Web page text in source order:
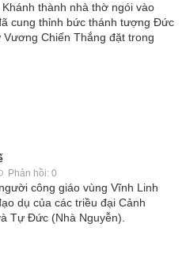
thành nhà thờ ngói vào
cung thỉnh bức thánh tượng Đức
Chiến Thắng đặt trong
Phản hồi: 0
công giáo vùng Vĩnh Linh
dụ của các triều đại Cảnh
Tự Ðức (Nhà Nguyễn).